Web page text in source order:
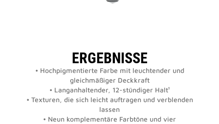
ERGEBNISSE
• Hochpigmentierte Farbe mit leuchtender und
gleichmäßiger Deckkraft
• Langanhaltender, 12-stündiger Halt¹
• Texturen, die sich leicht auftragen und verblenden
lassen
• Neun komplementäre Farbtöne und vier